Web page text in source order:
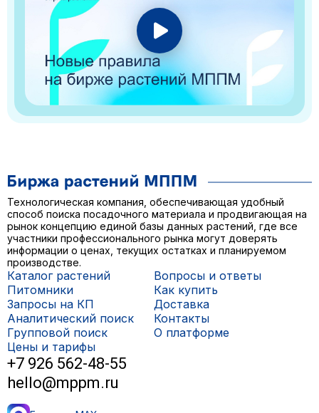
Технологическая компания, обеспечивающая удобный
способ поиска посадочного материала и продвигающая на
рынок концепцию единой базы данных растений, где все
участники профессионального рынка могут доверять
информации о ценах, текущих остатках и планируемом
производстве.
Каталог растений
Питомники
Запросы на КП
Аналитический поиск
Групповой поиск
Цены и тарифы
Вопросы и ответы
Как купить
Доставка
Контакты
О платформе
+7 926 562-48-55
hello@mppm.ru